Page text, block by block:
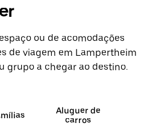
ou de acomodações
de viagem em Lampertheim
grupo a chegar ao destino.
Aluguer de
carros